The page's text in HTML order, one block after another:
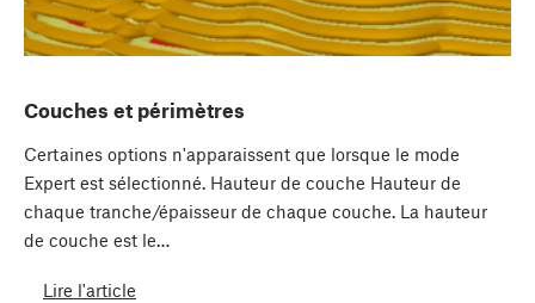
Couches et périmètres
Certaines options n'apparaissent que lorsque le mode
Expert est sélectionné. Hauteur de couche Hauteur de
chaque tranche/épaisseur de chaque couche. La hauteur
de couche est le…
Lire l'article